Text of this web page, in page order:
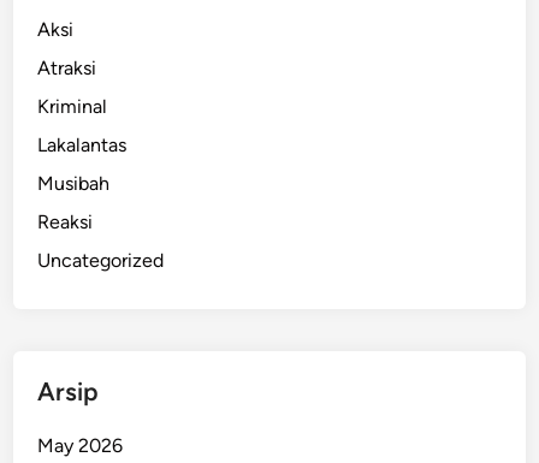
Aksi
Atraksi
Kriminal
Lakalantas
Musibah
Reaksi
Uncategorized
Arsip
May 2026